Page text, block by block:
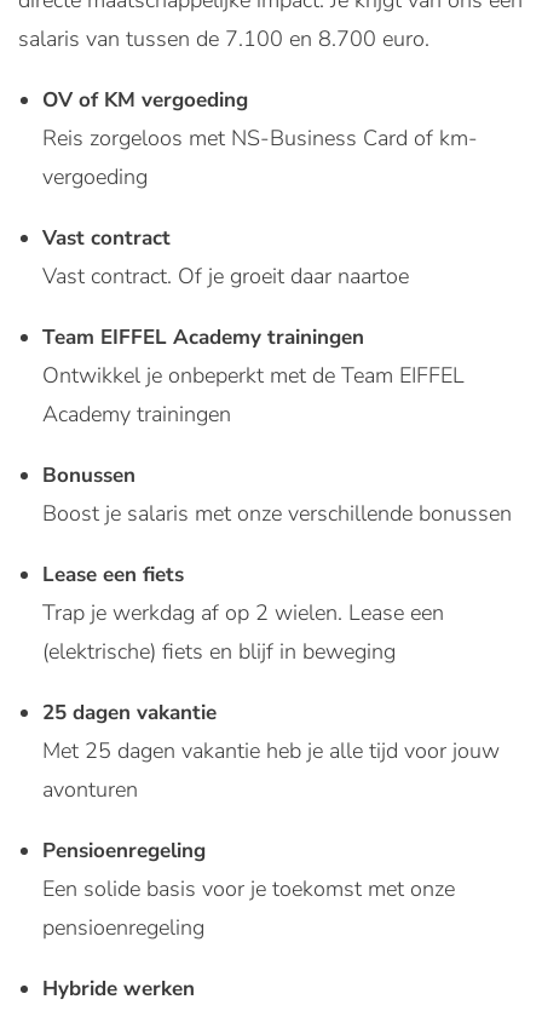
salaris van tussen de 7.100 en 8.700 euro.
OV of KM vergoeding
Reis zorgeloos met NS-Business Card of km-
vergoeding
Vast contract
Vast contract. Of je groeit daar naartoe
Team EIFFEL Academy trainingen
Ontwikkel je onbeperkt met de Team EIFFEL
Academy trainingen
Bonussen
Boost je salaris met onze verschillende bonussen
Lease een fiets
Trap je werkdag af op 2 wielen. Lease een
(elektrische) fiets en blijf in beweging
25 dagen vakantie
Met 25 dagen vakantie heb je alle tijd voor jouw
avonturen
Pensioenregeling
Een solide basis voor je toekomst met onze
pensioenregeling
Hybride werken